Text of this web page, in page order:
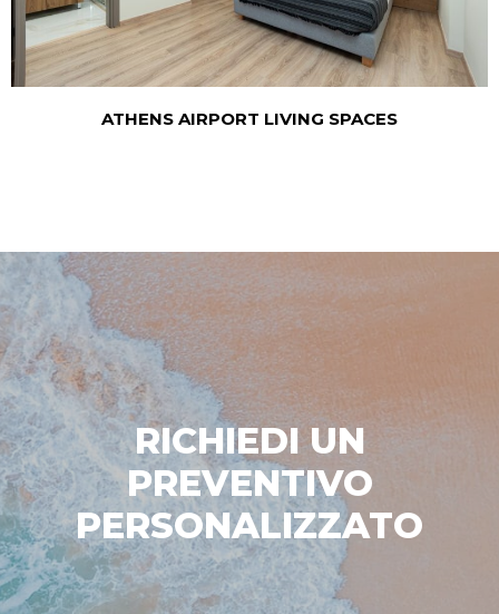
ATHENS AIRPORT LIVING SPACES
RICHIEDI UN
PREVENTIVO
PERSONALIZZATO